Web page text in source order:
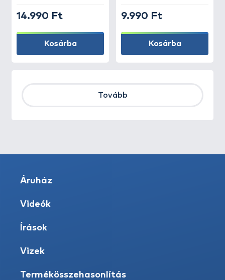
14.990 Ft
Kosárba
9.990 Ft
Kosárba
Tovább
Áruház
Videók
Írások
Vizek
Termékösszehasonlítás